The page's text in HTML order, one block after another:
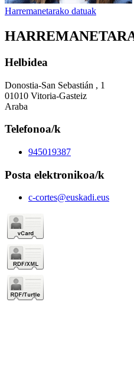
Harremanetarako datuak
Helbidea
Donostia-San Sebastián , 1
01010 Vitoria-Gasteiz
Araba
Telefonoa/k
945019387
Posta elektronikoa/k
c-cortes@euskadi.eus